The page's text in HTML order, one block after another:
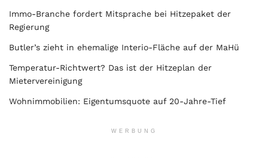
Immo-Branche fordert Mitsprache bei Hitzepaket der
Regierung
Butler’s zieht in ehemalige Interio-Fläche auf der MaHü
Temperatur-Richtwert? Das ist der Hitzeplan der
Mietervereinigung
Wohnimmobilien: Eigentumsquote auf 20-Jahre-Tief
WERBUNG